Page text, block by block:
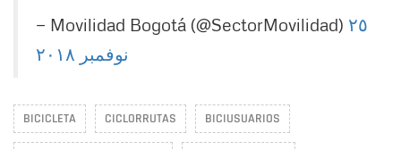
— Movilidad Bogotá (@SectorMovilidad) ٢٥
نوفمبر ٢٠١٨
BICICLETA CICLORRUTAS BICIUSUARIOS